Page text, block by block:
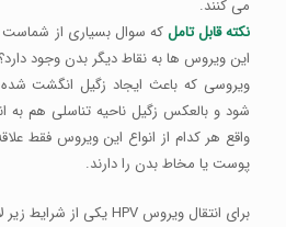
می کنند.
نکته قابل تاملکه سوال بسیاری از شماست
این ویروس ها به نقاط دیگر بدن وجود
ویروسی که باعث ایجاد زگیل انگشت شده
شود و بالعکس زگیل ناحیه تناسلی هم
واقع هر کدام از انواع این ویروس فقط
پوست یا مخاط بدن را دارند.
برای انتقال ویروس HPV یکی از شرایط زیر لازم است: